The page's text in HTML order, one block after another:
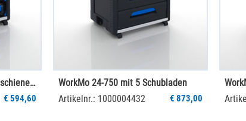
WorkMo 24-500 mit 8 Kofferschienen inkl. BOXXen
€ 594,60
WorkMo 24-750 mit 5 Schubladen
Artikelnr.: 1000004432
€ 873,00